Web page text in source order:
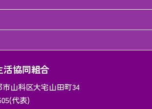
活協同組合
市山科区大宅山田町34
代表)